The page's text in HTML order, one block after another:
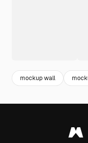
mockup wall